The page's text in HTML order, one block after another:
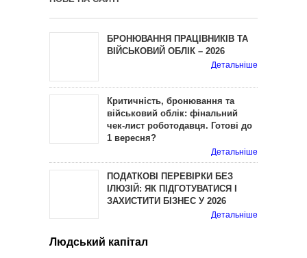
БРОНЮВАННЯ ПРАЦІВНИКІВ ТА
ВІЙСЬКОВИЙ ОБЛІК – 2026
Детальніше
Критичність, бронювання та
військовий облік: фінальний
чек-лист роботодавця. Готові до
1 вересня?
Детальніше
ПОДАТКОВІ ПЕРЕВІРКИ БЕЗ
ІЛЮЗІЙ: ЯК ПІДГОТУВАТИСЯ І
ЗАХИСТИТИ БІЗНЕС У 2026
Детальніше
Людський капітал